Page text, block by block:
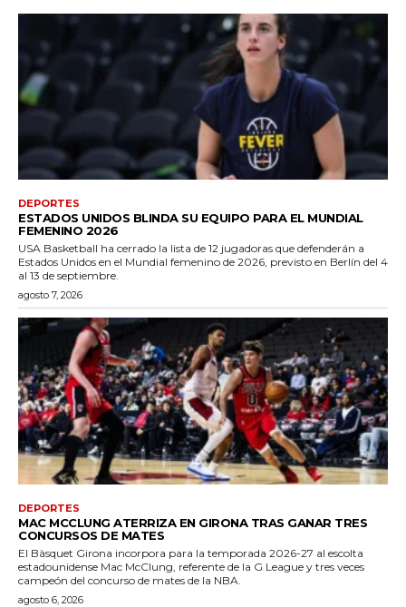
DEPORTES
ESTADOS UNIDOS BLINDA SU EQUIPO PARA EL MUNDIAL
FEMENINO 2026
USA Basketball ha cerrado la lista de 12 jugadoras que defenderán a
Estados Unidos en el Mundial femenino de 2026, previsto en Berlín del 4
al 13 de septiembre.
agosto 7, 2026
DEPORTES
MAC MCCLUNG ATERRIZA EN GIRONA TRAS GANAR TRES
CONCURSOS DE MATES
El Bàsquet Girona incorpora para la temporada 2026-27 al escolta
estadounidense Mac McClung, referente de la G League y tres veces
campeón del concurso de mates de la NBA.
agosto 6, 2026